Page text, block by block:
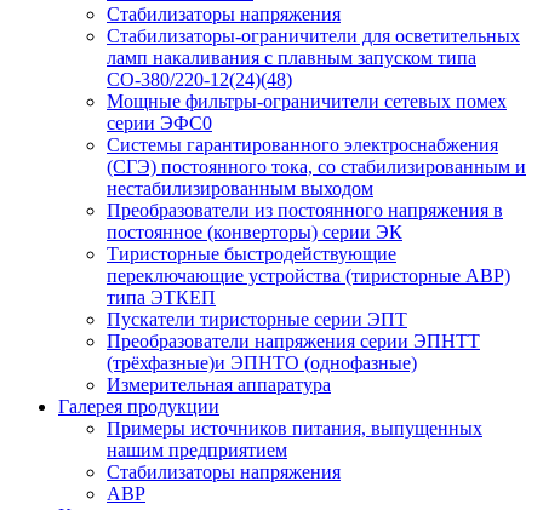
Стабилизаторы напряжения
Стабилизаторы-ограничители для осветительных
ламп накаливания с плавным запуском типа
СО-380/220-12(24)(48)
Мощные фильтры-ограничители сетевых помех
серии ЭФС0
Системы гарантированного электроснабжения
(СГЭ) постоянного тока, со стабилизированным и
нестабилизированным выходом
Преобразователи из постоянного напряжения в
постоянное (конверторы) серии ЭК
Тиристорные быстродействующие
переключающие устройства (тиристорные АВР)
типа ЭТКЕП
Пускатели тиристорные серии ЭПТ
Преобразователи напряжения серии ЭПНТТ
(трёхфазные)и ЭПНТО (однофазные)
Измерительная аппаратура
Галерея продукции
Примеры источников питания, выпущенных
нашим предприятием
Стабилизаторы напряжения
АВР